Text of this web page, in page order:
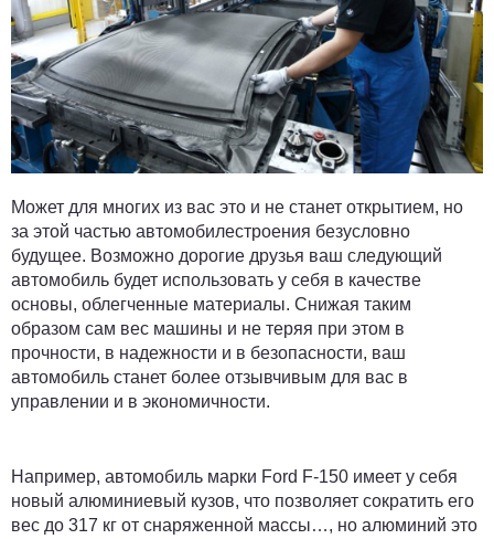
Может для многих из вас это и не станет открытием, но
за этой частью автомобилестроения безусловно
будущее. Возможно дорогие друзья ваш следующий
автомобиль будет использовать у себя в качестве
основы, облегченные материалы. Снижая таким
образом сам вес машины и не теряя при этом в
прочности, в надежности и в безопасности, ваш
автомобиль станет более отзывчивым для вас в
управлении и в экономичности.
Например, автомобиль марки Ford F-150 имеет у себя
новый алюминиевый кузов, что позволяет сократить его
вес до 317 кг от снаряженной массы…, но алюминий это